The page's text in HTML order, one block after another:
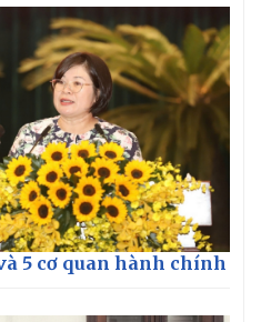
5 cơ quan hành chính